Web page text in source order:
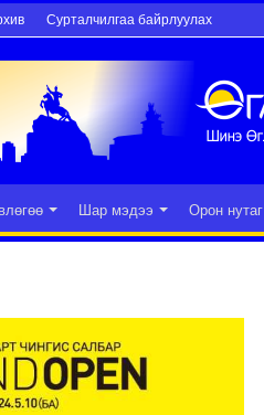
Сурталчилгаа байрлуулах
Шар мэдээ Орон нутаг